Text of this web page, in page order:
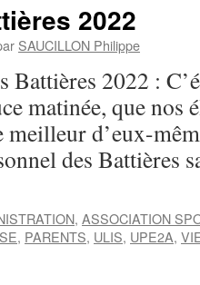
2022
SAUCILLON Philippe
Battières 2022 :
matinée, que nos
meilleur d’eux-
des
, ASSOCIATION
, PARENTS, ULIS, UPE2A,